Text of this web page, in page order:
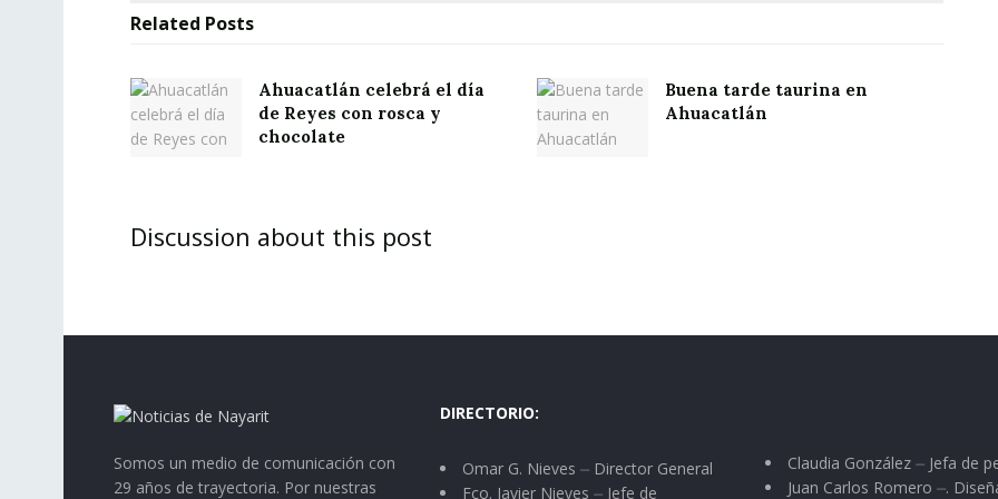
Related Posts
Ahuacatlán celebrá el día
de Reyes con rosca y
chocolate
Buena tarde taurina en
Ahuacatlán
Discussion about this post
Somos un medio de comunicación con
29 años de trayectoria. Por nuestras
DIRECTORIO:
Omar G. Nieves ⏤ Director General
Fco. Javier Nieves ⏤ Jefe de
Claudia González ⏤ Jefa de
Juan Carlos Romero ⏤.